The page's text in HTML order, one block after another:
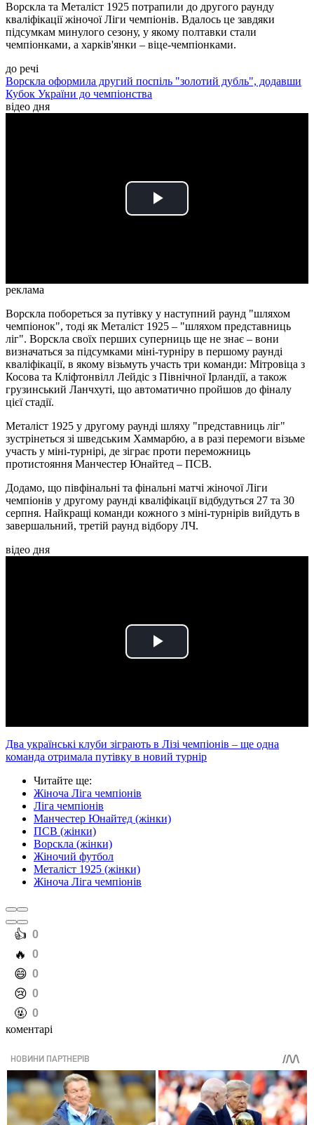
Ворскла та Металіст 1925 потрапили до другого раунду
кваліфікації жіночої Ліги чемпіонів. Вдалось це завдяки
підсумкам минулого сезону, у якому полтавки стали
чемпіонками, а харків'янки – віце-чемпіонками.
до речі
Ворскла оформила другий поспіль "золотий дубль", додавши
Кубок України до чемпіонства
відео дня
Play
реклама
Ворскла побореться за путівку у наступний раунд "шляхом
чемпіонок", тоді як Металіст 1925 – "шляхом представниць
ліг". Ворскла своїх перших суперниць ще не знає – вони
визначаться за підсумками міні-турніру в першому раунді
кваліфікації, в якому візьмуть участь три команди: Мітровіца з
Косова та Кліфтонвілл Лейдіс з Північної Ірландії, а також
грузинський Ланчхуті, що автоматично пройшов до фіналу
цієї стадії.
Металіст 1925 у другому раунді шляху "представниць ліг"
зустрінеться зі шведським Хаммарбю, а в разі перемоги візьме
участь у міні-турнірі, де зіграє проти переможниць
протистояння Манчестер Юнайтед – ПСВ.
Додамо, що півфінальні та фінальні матчі жіночої Ліги
чемпіонів у другому раунді кваліфікації відбудуться 27 та 30
серпня. Найкращі команди кожного з міні-турнірів вийдуть в
завершальний, третій раунд відбору ЛЧ.
відео дня
Play
Два українські клуби зіграють в Лізі чемпіонів – ще одна
команда отримала путівку в новий турнір
Читайте ще:
Жіноча Ліга чемпіонів
Ліга чемпіонів
Манчестер Юнайтед (жінки)
ПСВ (жінки)
Ворскла (жінки)
Жіночий футбол
Металіст 1925 (жінки)
Жіноча Ліга чемпіонів
️👍 0
️🔥 0
️😄 0
️😢 0
️🤬 0
коментарі